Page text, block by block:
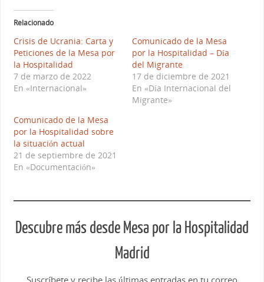
Relacionado
Crisis de Ucrania: Carta y
Peticiones de la Mesa por
la Hospitalidad
7 de marzo de 2022
En «Internacional»
Comunicado de la Mesa
por la Hospitalidad – Día
del Migrante
17 de diciembre de 2021
En «Día Internacional del
Migrante»
Comunicado de la Mesa
por la Hospitalidad sobre
la situación actual
21 de septiembre de 2021
En «Documentación»
Descubre más desde Mesa por la Hospitalidad
Madrid